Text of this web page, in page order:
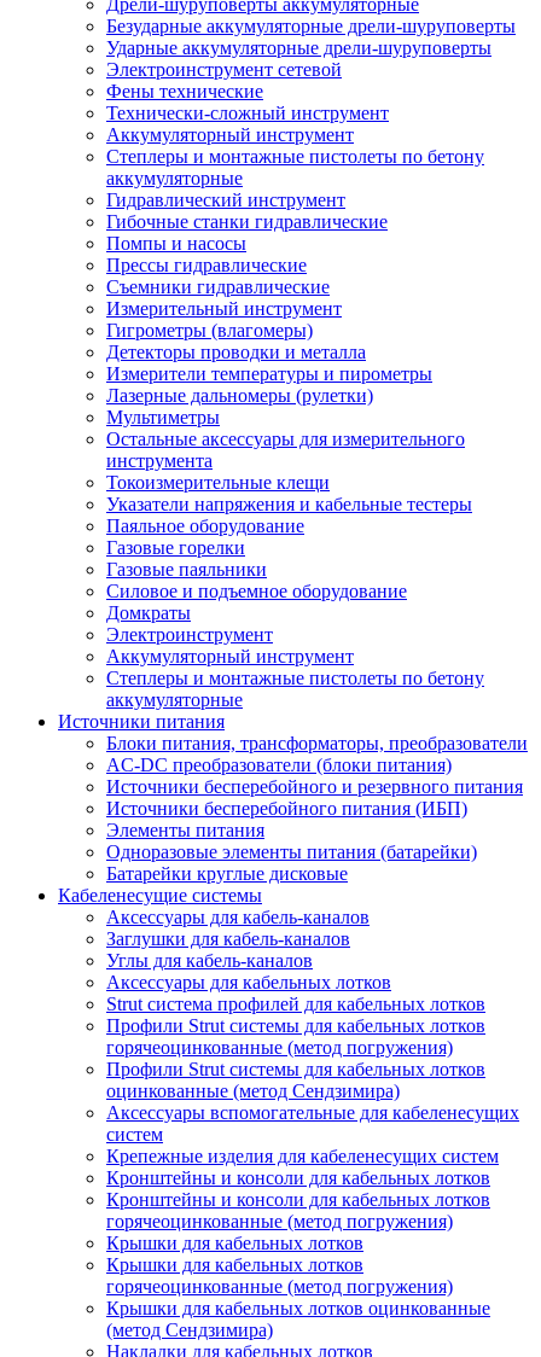
Дрели-шуруповерты аккумуляторные
Безударные аккумуляторные дрели-шуруповерты
Ударные аккумуляторные дрели-шуруповерты
Электроинструмент сетевой
Фены технические
Технически-сложный инструмент
Аккумуляторный инструмент
Степлеры и монтажные пистолеты по бетону
аккумуляторные
Гидравлический инструмент
Гибочные станки гидравлические
Помпы и насосы
Прессы гидравлические
Съемники гидравлические
Измерительный инструмент
Гигрометры (влагомеры)
Детекторы проводки и металла
Измерители температуры и пирометры
Лазерные дальномеры (рулетки)
Мультиметры
Остальные аксессуары для измерительного
инструмента
Токоизмерительные клещи
Указатели напряжения и кабельные тестеры
Паяльное оборудование
Газовые горелки
Газовые паяльники
Силовое и подъемное оборудование
Домкраты
Электроинструмент
Аккумуляторный инструмент
Степлеры и монтажные пистолеты по бетону
аккумуляторные
Источники питания
Блоки питания, трансформаторы, преобразователи
AC-DC преобразователи (блоки питания)
Источники бесперебойного и резервного питания
Источники бесперебойного питания (ИБП)
Элементы питания
Одноразовые элементы питания (батарейки)
Батарейки круглые дисковые
Кабеленесущие системы
Аксессуары для кабель-каналов
Заглушки для кабель-каналов
Углы для кабель-каналов
Аксессуары для кабельных лотков
Strut система профилей для кабельных лотков
Профили Strut системы для кабельных лотков
горячеоцинкованные (метод погружения)
Профили Strut системы для кабельных лотков
оцинкованные (метод Сендзимира)
Аксессуары вспомогательные для кабеленесущих
систем
Крепежные изделия для кабеленесущих систем
Кронштейны и консоли для кабельных лотков
Кронштейны и консоли для кабельных лотков
горячеоцинкованные (метод погружения)
Крышки для кабельных лотков
Крышки для кабельных лотков
горячеоцинкованные (метод погружения)
Крышки для кабельных лотков оцинкованные
(метод Сендзимира)
Накладки для кабельных лотков